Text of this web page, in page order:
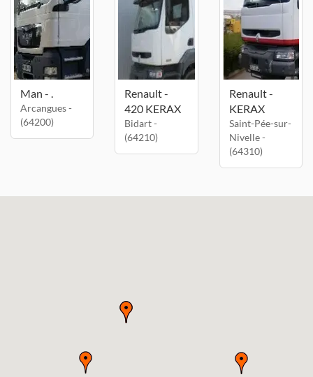
Man - .
Arcangues -
(64200)
Renault -
420 KERAX
Bidart -
(64210)
Renault -
KERAX
Saint-Pée-sur-
Nivelle -
(64310)